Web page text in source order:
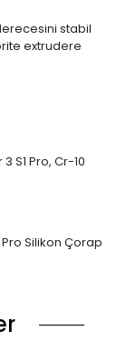
stabil
extrudere
S1 Pro, Cr-10
Silikon Çorap